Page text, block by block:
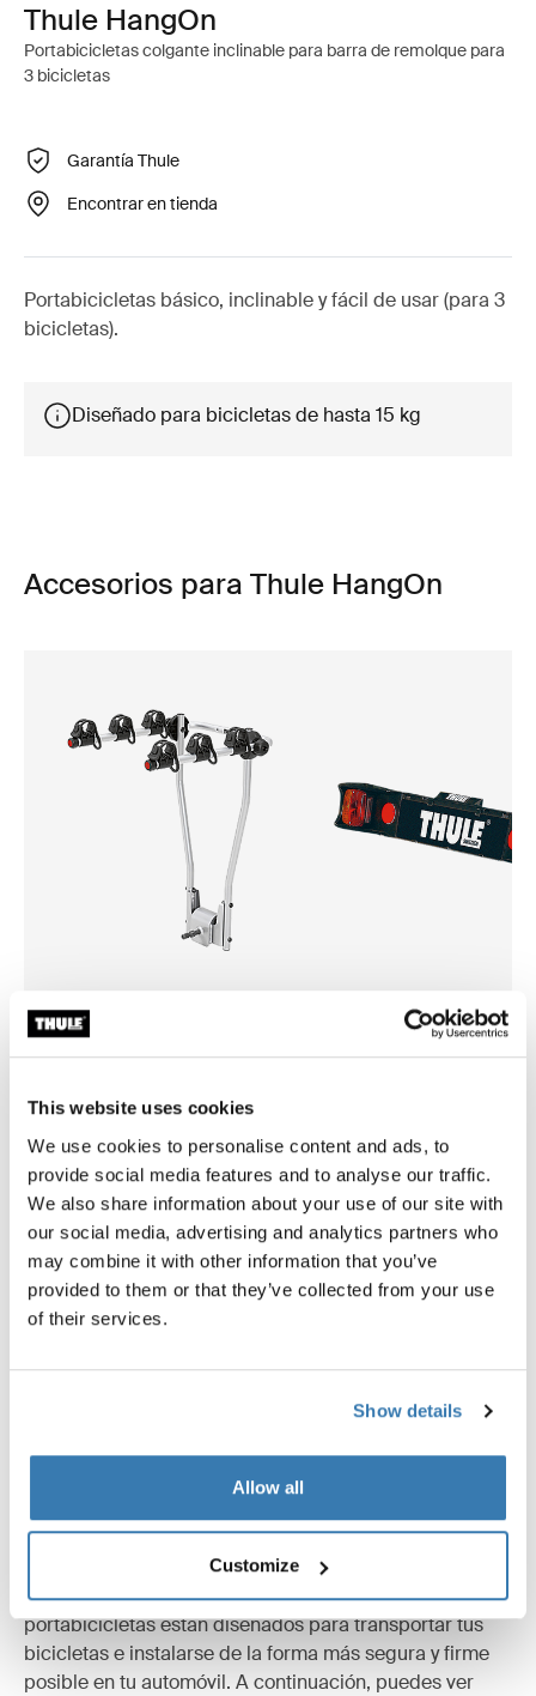
This website uses cookies
We use cookies to personalise content and ads, to
provide social media features and to analyse our traffic.
We also share information about your use of our site with
our social media, advertising and analytics partners who
may combine it with other information that you’ve
provided to them or that they’ve collected from your use
of their services.
Show details
Allow all
Customize
Thule HangOn
Portabicicletas colgante inclinable para barra de remolque para
3 bicicletas
Garantía Thule
Encontrar en tienda
Portabicicletas básico, inclinable y fácil de usar (para 3
bicicletas).
Diseñado para bicicletas de hasta 15 kg
Accesorios para Thule HangOn
Thule HangOn
plateado
Thule light board
Toggle features
Todas las características
Probados al límite
En el Thule Test Center™ de Hillerstorp, Suecia, los
productos se someten a rigurosas pruebas. Nuestros
portabicicletas están diseñados para transportar tus
bicicletas e instalarse de la forma más segura y firme
posible en tu automóvil. A continuación, puedes ver